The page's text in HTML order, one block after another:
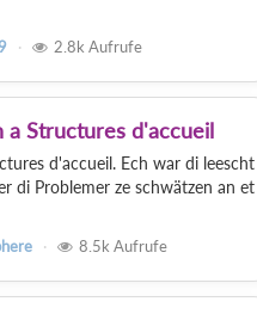
2.8k Aufrufe
a Structures d'accueil
d'accueil. Ech war di leescht
di Problemer ze schwätzen an et
8.5k Aufrufe